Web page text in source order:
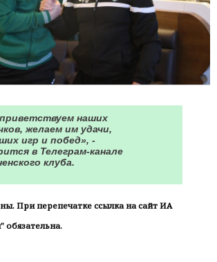
наших
желаем им удачи,
игр и побед», -
в Телеграм-канале
клуба.
При перепечатке ссылка на сайт ИА